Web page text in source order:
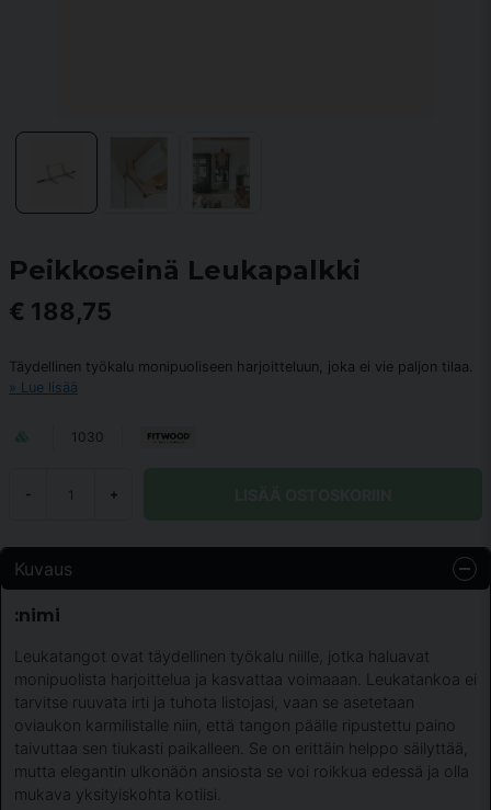
Peikkoseinä Leukapalkki
€ 188,75
Täydellinen työkalu monipuoliseen harjoitteluun, joka ei vie paljon tilaa.
Lue lisää
1030
- +
Kuvaus
:nimi
Leukatangot ovat täydellinen työkalu niille, jotka haluavat
monipuolista harjoittelua ja kasvattaa voimaaan. Leukatankoa ei
tarvitse ruuvata irti ja tuhota listojasi, vaan se asetetaan
oviaukon karmilistalle niin, että tangon päälle ripustettu paino
taivuttaa sen tiukasti paikalleen. Se on erittäin helppo säilyttää,
mutta elegantin ulkonäön ansiosta se voi roikkua edessä ja olla
mukava yksityiskohta kotiisi.